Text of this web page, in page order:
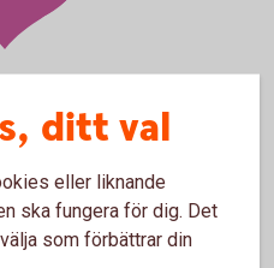
bra överblick och kan
samt
ditt val
eller liknande
ska fungera för dig. Det
som förbättrar din